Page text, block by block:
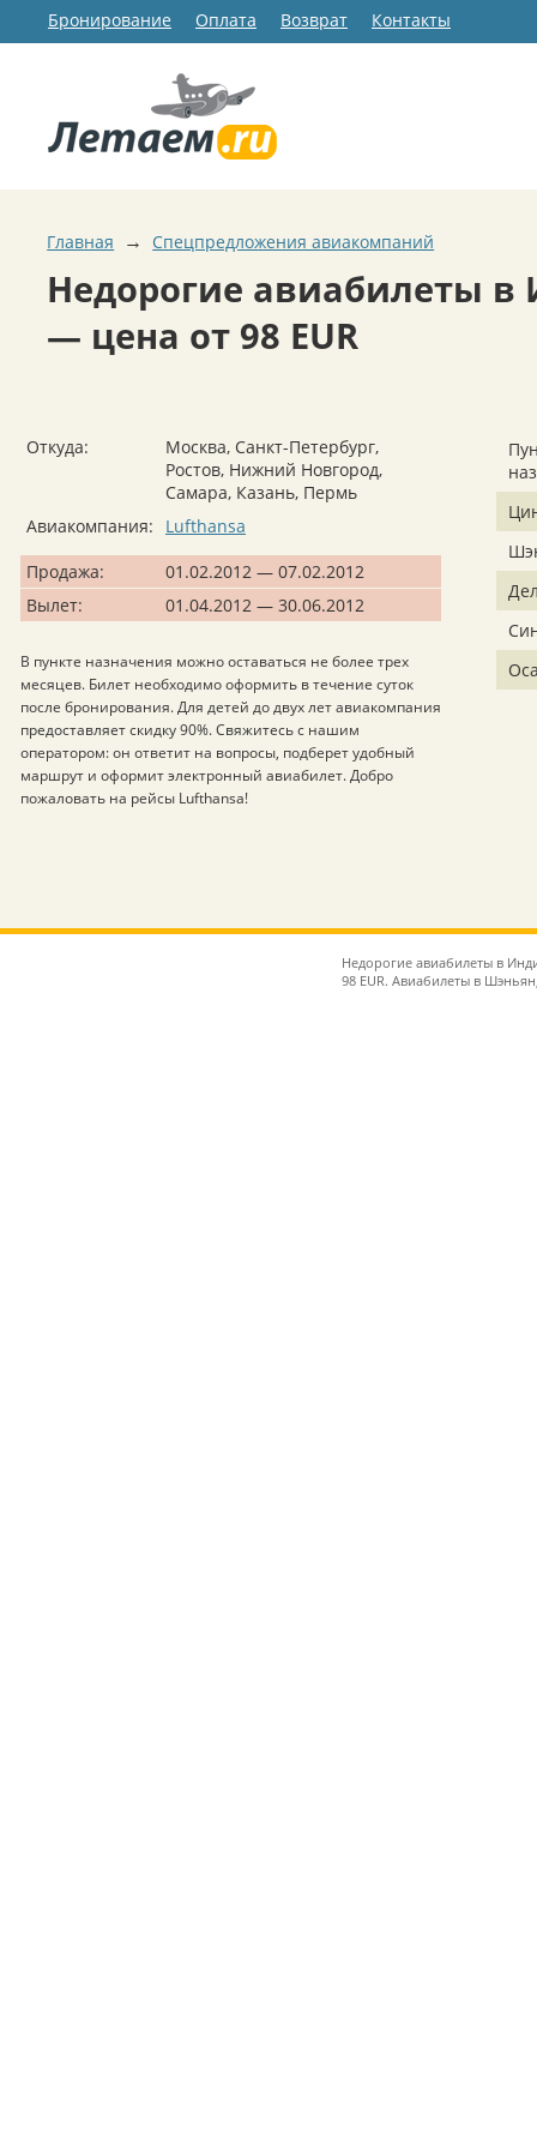
Бронирование Оплата Возврат Контакты
Главная → Спецпредложения авиакомпаний
Недорогие авиабилеты
— цена от 98 EUR
Откуда:
Москва, Санкт-Петербург,
Ростов, Нижний Новгород,
Самара, Казань, Пермь
Авиакомпания:
Lufthansa
Продажа:
01.02.2012 — 07.02.2012
Вылет:
01.04.2012 — 30.06.2012
В пункте назначения можно оставаться не более трех
месяцев. Билет необходимо оформить в течение суток
после бронирования. Для детей до двух лет авиакомпания
предоставляет скидку 90%. Свяжитесь с нашим
оператором: он ответит на вопросы, подберет удобный
маршрут и оформит электронный авиабилет. Добро
пожаловать на рейсы Lufthansa!
Недорогие авиабилеты в
98 EUR. Авиабилеты в